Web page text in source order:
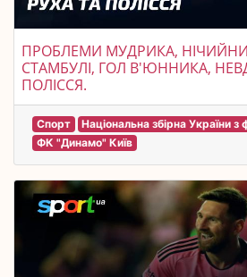
ПРОБЛЕМИ МУДРИКА,
СТАМБУЛІ, ГОЛ В'ЮННИКА,
ПОЛІССЯ.
Спорт
Національна збірна України з
ФК "Динамо" Київ